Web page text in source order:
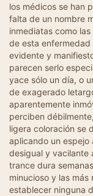
los médicos se han
falta de un nombre
inmediatas como
de esta enfermedad
evidente y
parecen serlo
yace sólo un día, o
de exagerado
aparentemente
perciben
ligera coloración se
aplicando un espejo
desigual y vacilante
trance dura
minucioso y las
establecer ninguna